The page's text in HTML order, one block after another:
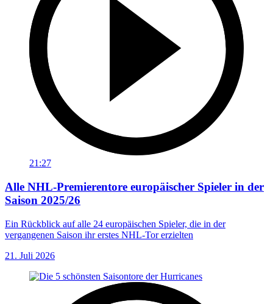
21:27
Alle NHL-Premierentore europäischer Spieler in der
Saison 2025/26
Ein Rückblick auf alle 24 europäischen Spieler, die in der
vergangenen Saison ihr erstes NHL-Tor erzielten
21. Juli 2026